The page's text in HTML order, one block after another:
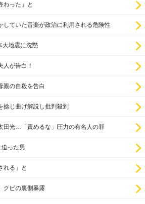
わった」と
していた音楽が政治に利用される危険性
大地震に沈黙
人が告白！
親の自殺を告白
捻じ曲げ解説し批判殺到
田光…「責めるな」圧力の有名人の罪
迫った男
れる」と
クビの裏側暴露